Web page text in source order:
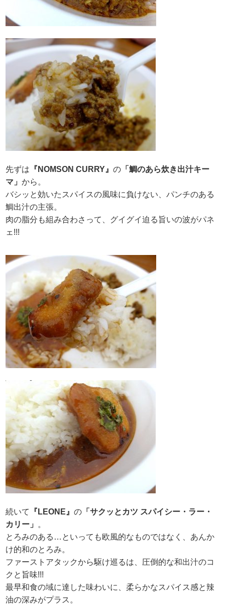
先ずは 『NOMSON CURRY』の 「鯛のあら炊き出汁キー
マ」から。
バシッと効いたスパイスの風味に負けない、パンチのある
鯛出汁の主張。
肉の脂分も組み合わさって、グイグイ迫る旨いの波がパネ
ェ!!!
続いて 『LEONE』の 「サクッとカツ スパイシー・ラー・
カリー」
。
とろみのある…といっても欧風的なものではなく、あんか
け的和のとろみ。
ファーストアタックから駆け巡るは、圧倒的な和出汁のコ
クと旨味!!!
最早和食の域に達した味わいに、柔らかなスパイス感と辣
油の深みがプラス。